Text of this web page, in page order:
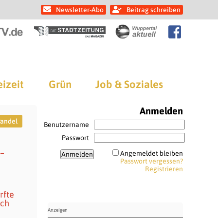
Newsletter-Abo Beitrag schreiben
Grün Job & Soziales
Anmelden
Benutzername
Passwort
Angemeldet bleiben
Passwort vergessen?
Registrieren